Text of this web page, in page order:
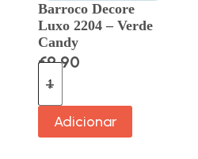
Barroco Decore
Luxo 2204 – Verde
Candy
€9.90
Adicionar